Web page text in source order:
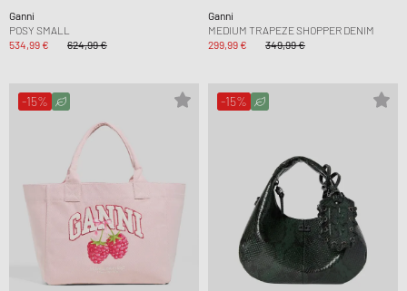
Ganni
POSY SMALL
534,99 €
624,99 €
Ganni
MEDIUM TRAPEZE SHOPPER DENIM
299,99 €
349,99 €
-15% -15%